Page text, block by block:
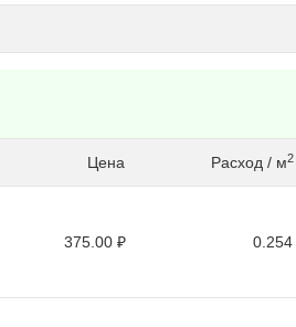
Цена Расход / м2
375.00 ₽ 0.254